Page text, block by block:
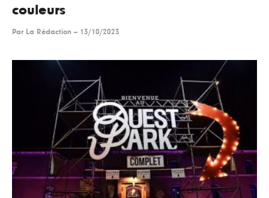
couleurs
Par La Rédaction -- 13/10/2023